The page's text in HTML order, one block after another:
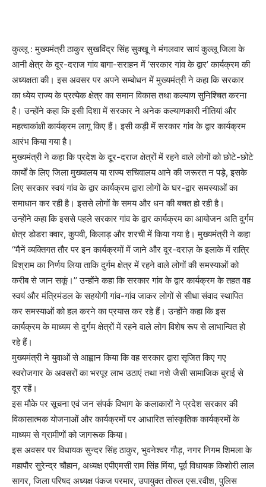
कुल्लू : मुख्यमंत्री ठाकुर सुखविंद्र सिंह सुक्खू ने मंगलवार सायं कुल्लू जिला के
आनी क्षेत्र के दूर-दराज गांव बागा-सराहन में ‘सरकार गांव के द्वार’ कार्यक्रम की
अध्यक्षता की। इस अवसर पर अपने सम्बोधन में मुख्यमंत्री ने कहा कि सरकार
का ध्येय राज्य के प्रत्येक क्षेत्र का समान विकास तथा कल्याण सुनिश्चित करना
है। उन्होंने कहा कि इसी दिशा में सरकार ने अनेक कल्याणकारी नीतियां और
महत्वाकांक्षी कार्यक्रम लागू किए हैं। इसी कड़ी में सरकार गांव के द्वार कार्यक्रम
आरंभ किया गया है।
मुख्यमंत्री ने कहा कि प्रदेश के दूर-दराज क्षेत्रों में रहने वाले लोगों को छोटे-छोटे
कार्यों के लिए जिला मुख्यालय या राज्य सचिवालय आने की जरूरत न पड़े, इसके
लिए सरकार स्वयं गांव के द्वार कार्यक्रम द्वारा लोगों के घर-द्वार समस्याओं का
समाधान कर रही है। इससे लोगों के समय और धन की बचत हो रही है।
उन्होंने कहा कि इससे पहले सरकार गांव के द्वार कार्यक्रम का आयोजन अति दुर्गम
क्षेत्र डोडरा क्वार, कुपवी, किलाड़ और शरची में किया गया है। मुख्यमंत्री ने कहा
‘‘मैनें व्यक्तिगत तौर पर इन कार्यक्रमों में जाने और दूर-दराज़ के इलाके में रात्रि
विश्राम का निर्णय लिया ताकि दुर्गम क्षेत्र में रहने वाले लोगों की समस्याओं को
करीब से जान सकूं।’’ उन्होंने कहा कि सरकार गांव के द्वार कार्यक्रम के तहत वह
स्वयं और मंत्रिमंडल के सहयोगी गांव-गांव जाकर लोगों से सीधा संवाद स्थापित
कर समस्याओं को हल करने का प्रयास कर रहे हैं। उन्होंने कहा कि इस
कार्यक्रम के माध्यम से दुर्गम क्षेत्रों में रहने वाले लोग विशेष रूप से लाभान्वित हो
रहे हैं।
मुख्यमंत्री ने युवाओं से आह्वान किया कि वह सरकार द्वारा सृजित किए गए
स्वरोजगार के अवसरों का भरपूर लाभ उठाएं तथा नशे जैसी सामाजिक बुराई से
दूर रहें।
इस मौके पर सूचना एवं जन संपर्क विभाग के कलाकारों ने प्रदेश सरकार की
विकासात्मक योजनाओं और कार्यक्रमों पर आधारित सांस्कृतिक कार्यक्रमों के
माध्यम से ग्रामीणों को जागरूक किया।
इस अवसर पर विधायक सुन्दर सिंह ठाकुर, भुवनेश्वर गौड़, नगर निगम शिमला के
महापौर सुरेन्द्र चौहान, अध्यक्ष एपीएमसी राम सिंह मिंया, पूर्व विधायक किशोरी लाल
सागर, जिला परिषद अध्यक्ष पंकज परमार, उपायुक्त तोरुल एस.रवीश, पुलिस